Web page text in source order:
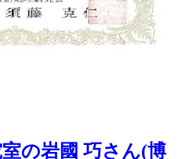
の岩國 巧さん(博